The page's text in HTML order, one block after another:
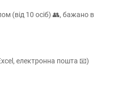
(від 10 осіб) 👥, бажано в
електронна пошта 📧)